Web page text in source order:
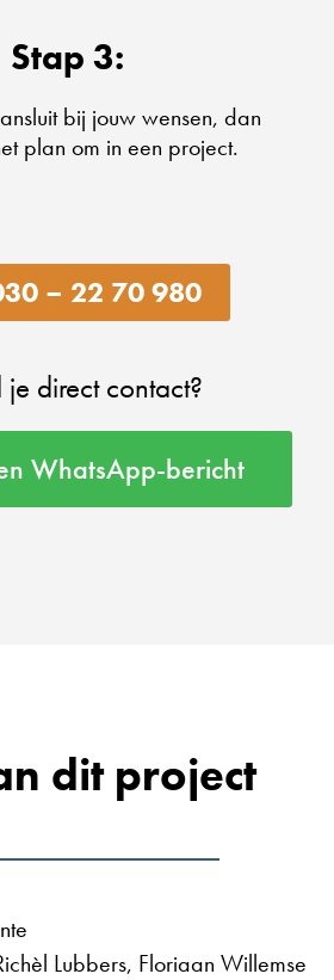
Stap 3:
bij jouw wensen, dan
plan om in een project.
– 22 70 980
direct contact?
WhatsApp-bericht
dit project
Lubbers, Floriaan Willemse